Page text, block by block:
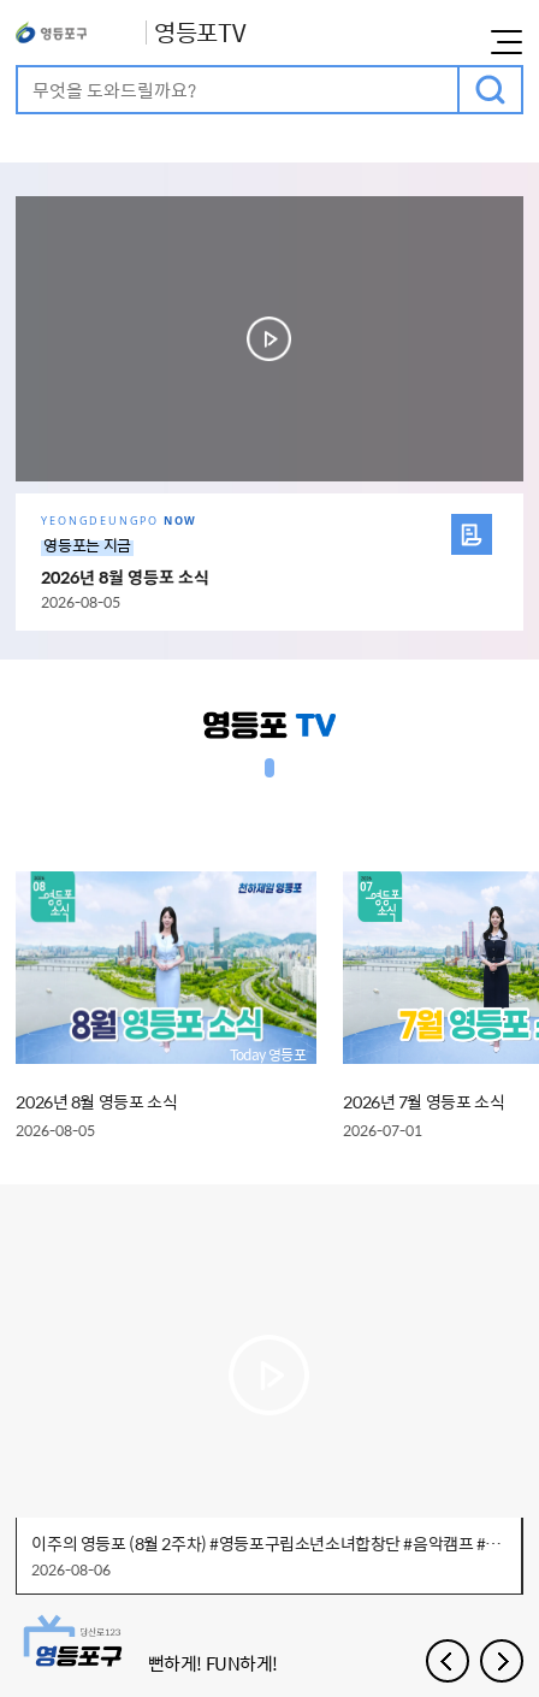
영등포TV
통합검색검색어 입력
메인비주얼
YEONGDEUNGPO NOW
영등포는 지금
2026년 8월 영등포 소식
2026-08-05
Today 영등포
2026년 8월 영등포 소식
2026-08-05
2026년 7월 영등포 소식
2026-07-01
이주의 영등포 (8월 2주차) #영등포구립소년소녀합창단 #음악캠프 #대림1동 #취약계층 #여름나기꾸러미
2026-08-06
뻔하게! FUN하게!